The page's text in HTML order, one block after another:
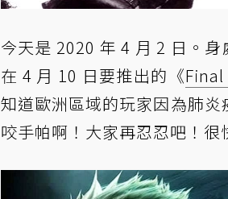
今天是 2020 年 4 月 2 日。
在 4 月 10 日要推出的《Final
知道歐洲區域的玩家因為肺
咬手帕啊！大家再忍忍吧！很